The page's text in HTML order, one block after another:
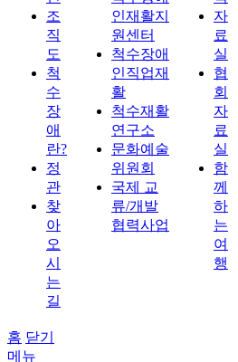
조
직
도
척
수
장
애
란?
정
관
찾
아
오
시
는
길
인재활지
원센터
척수장애
인직업재
활
척수재활
연구소
문화예술
위원회
국제 교
류/개발
협력사업
자
료
실
협
회
자
료
실
함
께
하
는
여
행
홈 닫기
메뉴